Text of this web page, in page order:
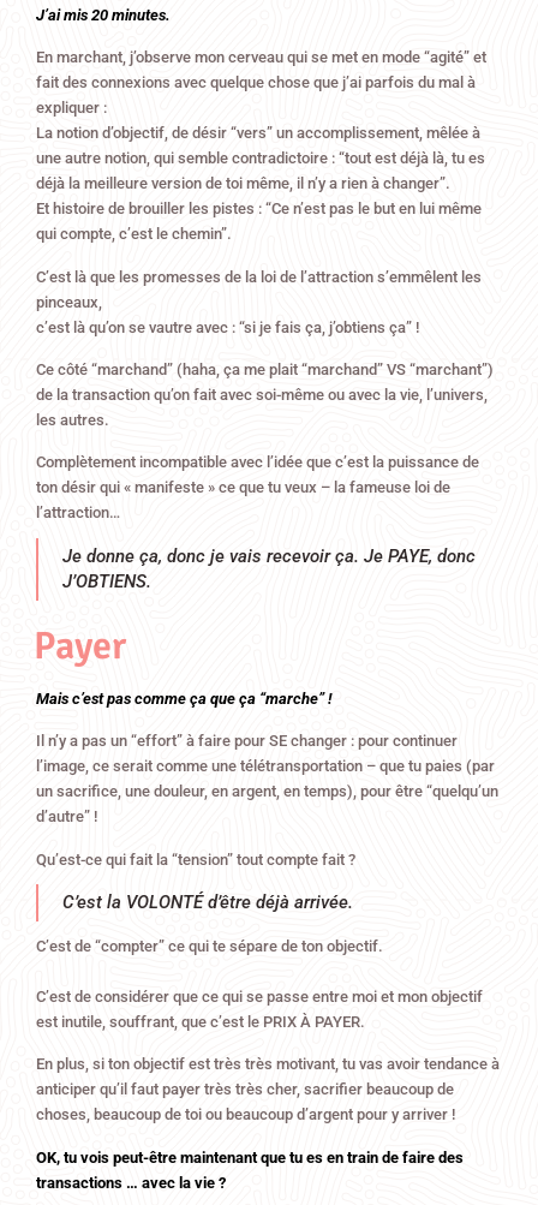
J’ai mis 20 minutes.
En marchant, j’observe mon cerveau qui se met en mode “agité” et
fait des connexions avec quelque chose que j’ai parfois du mal à
expliquer :
La notion d’objectif, de désir “vers” un accomplissement, mêlée à
une autre notion, qui semble contradictoire : “tout est déjà là, tu es
déjà la meilleure version de toi même, il n’y a rien à changer”.
Et histoire de brouiller les pistes : “Ce n’est pas le but en lui même
qui compte, c’est le chemin”.
C’est là que les promesses de la loi de l’attraction s’emmêlent les
pinceaux,
c’est là qu’on se vautre avec : “si je fais ça, j’obtiens ça” !
Ce côté “marchand” (haha, ça me plait “marchand” VS “marchant”)
de la transaction qu’on fait avec soi-même ou avec la vie, l’univers,
les autres.
Complètement incompatible avec l’idée que c’est la puissance de
ton désir qui « manifeste » ce que tu veux – la fameuse loi de
l’attraction…
Je donne ça, donc je vais recevoir ça. Je PAYE, donc
J’OBTIENS.
Payer
Mais c’est pas comme ça que ça “marche” !
Il n’y a pas un “effort” à faire pour SE changer : pour continuer
l’image, ce serait comme une télétransportation – que tu paies (par
un sacrifice, une douleur, en argent, en temps), pour être “quelqu’un
d’autre” !
Qu’est-ce qui fait la “tension” tout compte fait ?
C’est la VOLONTÉ d’être déjà arrivée.
C’est de “compter” ce qui te sépare de ton objectif.
C’est de considérer que ce qui se passe entre moi et mon objectif
est inutile, souffrant, que c’est le PRIX À PAYER.
En plus, si ton objectif est très très motivant, tu vas avoir tendance à
anticiper qu’il faut payer très très cher, sacrifier beaucoup de
choses, beaucoup de toi ou beaucoup d’argent pour y arriver !
OK, tu vois peut-être maintenant que tu es en train de faire des
transactions … avec la vie ?